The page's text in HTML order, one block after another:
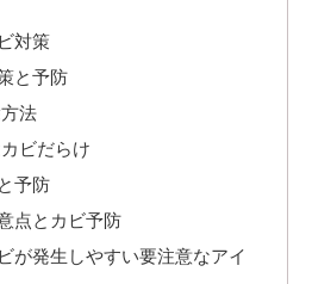
対策
と予防
法
ビだらけ
予防
点とカビ予防
が発生しやすい要注意なアイ